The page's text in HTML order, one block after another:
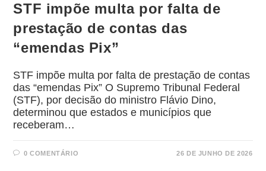
STF impõe multa por falta de
prestação de contas das
“emendas Pix”
STF impõe multa por falta de prestação de contas
das “emendas Pix” O Supremo Tribunal Federal
(STF), por decisão do ministro Flávio Dino,
determinou que estados e municípios que
receberam…
0 COMENTÁRIO 26 DE JUNHO DE 2026